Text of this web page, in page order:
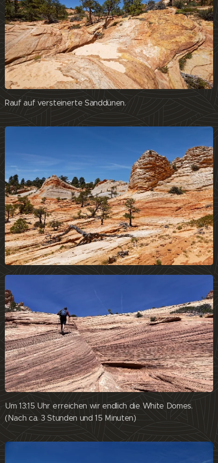
Rauf auf versteinerte Sanddünen.
Um 13:15 Uhr erreichen wir endlich die White Domes.
(Nach ca. 3 Stunden und 15 Minuten)